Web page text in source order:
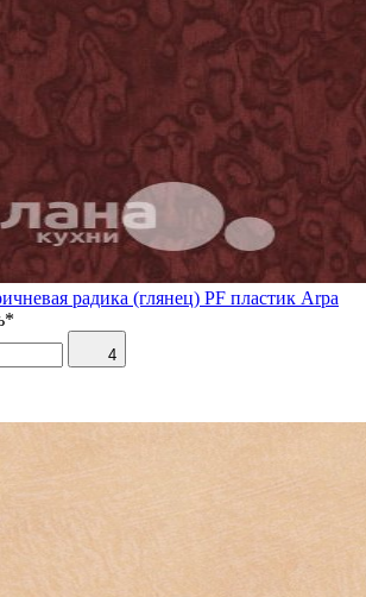
радика (глянец) PF пластик Arpa
4